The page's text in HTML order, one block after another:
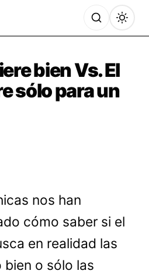
bien Vs. El
sólo para un
nos han
cómo saber si el
en realidad las
bien o sólo las